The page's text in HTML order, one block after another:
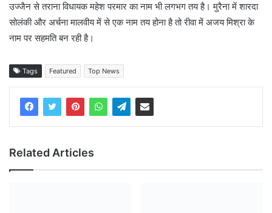
उज्जैन से तराना विधायक महेश परमार का नाम भी लगभग तय है। मुरैना में शारदा
सोलंकी और अर्चना मालवीय में से एक नाम तय होना है तो रीवा में अजय मिश्रा के
नाम पर सहमति बन रही है।
Tags Featured Top News
Related Articles